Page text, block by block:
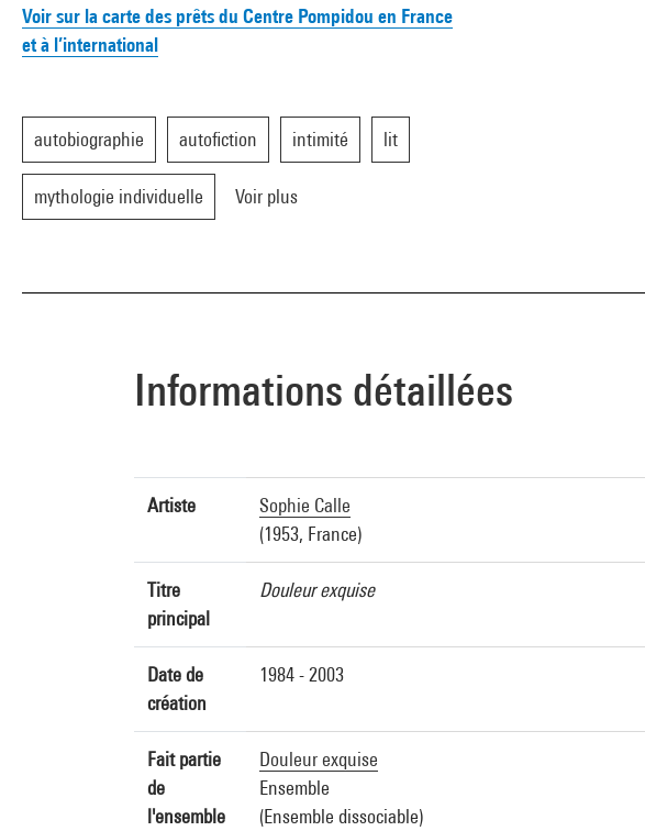
Voir sur la carte des prêts du Centre Pompidou en France
et à l’international
autobiographie autofiction intimité lit
mythologie individuelle Voir plus
Informations détaillées
Artiste
Sophie Calle
(1953, France)
Titre
principal
Douleur exquise
Date de
création
1984 - 2003
Fait partie
de
l'ensemble
Douleur exquise
Ensemble
(Ensemble dissociable)